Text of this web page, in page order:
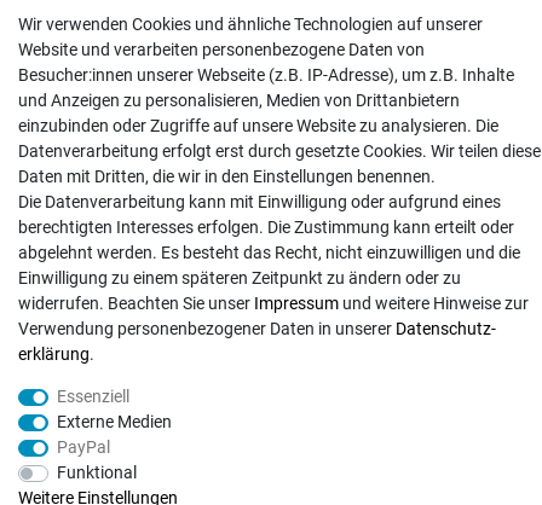
INFORMATIONEN
Batterieentsorgung
Hilfe
Versand
Zahlungsarten
Kontakt
© Copyright 2026 | Alle Rechte vorbehalten. - Exserv | Realisationcolornativ /
Wir verwenden Cookies und ähnliche Technologien auf unserer
Website und verarbeiten personenbezogene Daten von
Besucher:innen unserer Webseite (z.B. IP-Adresse), um z.B. Inhalte
und Anzeigen zu personalisieren, Medien von Drittanbietern
einzubinden oder Zugriffe auf unsere Website zu analysieren. Die
Datenverarbeitung erfolgt erst durch gesetzte Cookies. Wir teilen diese
Daten mit Dritten, die wir in den Einstellungen benennen.
Die Datenverarbeitung kann mit Einwilligung oder aufgrund eines
berechtigten Interesses erfolgen. Die Zustimmung kann erteilt oder
abgelehnt werden. Es besteht das Recht, nicht einzuwilligen und die
Einwilligung zu einem späteren Zeitpunkt zu ändern oder zu
widerrufen. Beachten Sie unser Impressum und weitere Hinweise zur
Verwendung personenbezogener Daten in unserer Daten­schutz­
erklärung.
Essenziell
Externe Medien
PayPal
Funktional
Weitere Einstellungen